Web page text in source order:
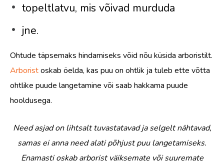
topeltlatvu, mis võivad murduda
jne.
Ohtude täpsemaks hindamiseks võid nõu küsida arboristilt.
Arboristoskab öelda, kas puu on ohtlik ja tuleb ette võtta
ohtlike puude langetamine või saab hakkama puude
hooldusega.
Need asjad on lihtsalt tuvastatavad ja selgelt nähtavad,
samas ei anna need alati põhjust puu langetamiseks.
Enamasti oskab arborist väiksemate või suuremate